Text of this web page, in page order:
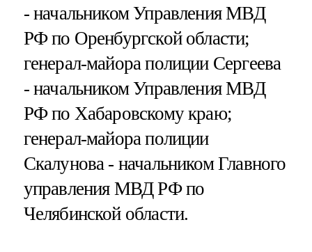
- начальником Управления МВД
РФ по Оренбургской области;
генерал-майора полиции Сергеева
- начальником Управления МВД
РФ по Хабаровскому краю;
генерал-майора полиции
Скалунова - начальником Главного
управления МВД РФ по
Челябинской области.